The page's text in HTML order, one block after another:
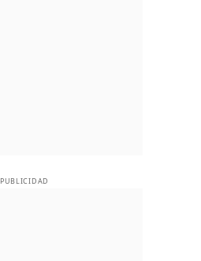
PUBLICIDAD